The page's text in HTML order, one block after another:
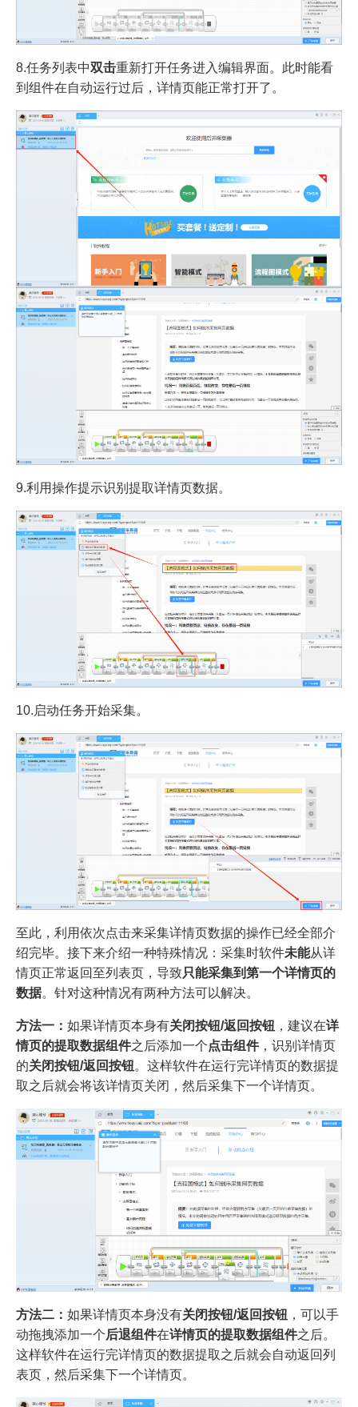
8.任务列表中双击重新打开任务进入编辑界面。此时能看
到组件在自动运行过后，详情页能正常打开了。
9.利用操作提示识别提取详情页数据。
10.启动任务开始采集。
至此，利用依次点击来采集详情页数据的操作已经全部介
绍完毕。接下来介绍一种特殊情况：采集时软件未能从详
情页正常返回至列表页，导致只能采集到第一个详情页的
数据。针对这种情况有两种方法可以解决。
方法一： 如果详情页本身有关闭按钮/返回按钮 ，建议在详
情页的提取数据组件之后添加一个点击组件，识别详情页
的关闭按钮/返回按钮。这样软件在运行完详情页的数据提
取之后就会将该详情页关闭，然后采集下一个详情页。
方法二： 如果详情页本身没有关闭按钮/返回按钮 ，可以手
动拖拽添加一个后退组件在详情页的提取数据组件之后。
这样软件在运行完详情页的数据提取之后就会自动返回列
表页，然后采集下一个详情页。